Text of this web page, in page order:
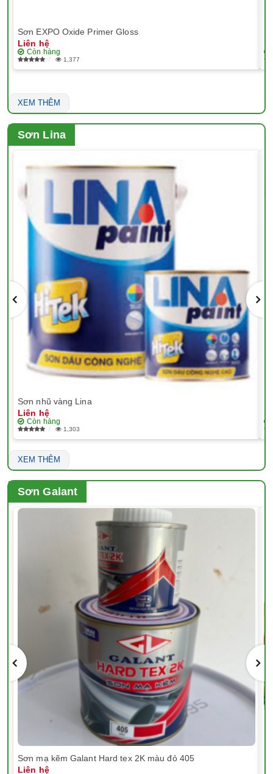
Sơn EXPO Oxide Primer Gloss
Liên hệ
Còn hàng
1,377
XEM THÊM
Sơn Lina
Sơn nhũ vàng Lina
Liên hệ
Còn hàng
1,303
XEM THÊM
Sơn Galant
Sơn mạ kẽm Galant Hard tex 2K màu đỏ 405
Liên hệ